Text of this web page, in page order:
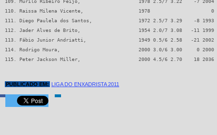
109. Murilo Ribeiro Feijó,                    1978 2.5/7 3.22    -7 2004
110. Raissa Milena Vicente,                   1978                     0
111. Diego Paulela dos Santos,                1972 2.5/7 3.29    -8 1993
112. Jader Alves de Brito,                    1954 2.0/7 3.08   -11 1999
113. Fábio Junior Andriatti,                  1949 0.5/6 2.58   -21 2002
114. Rodrigo Moura,                           2000 3.0/6 3.00     0 2000
115. Peter Jackson Miller,                    2000 4.5/6 2.70    18 2036
PUBLICADO EM: LIGA DO ENXADRISTA 2011